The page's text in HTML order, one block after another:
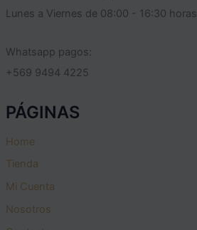
Lunes a Viernes de 08:00 - 16:30 horas
Whatsapp pagos:
+569 9494 4225
PÁGINAS
Home
Tienda
Mi Cuenta
Nosotros